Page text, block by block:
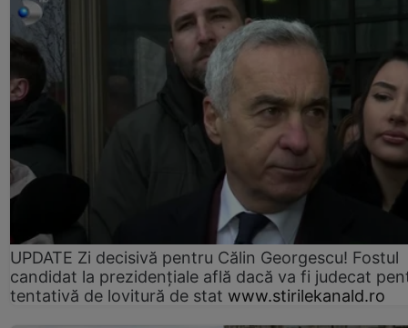
UPDATE Zi decisivă pentru Călin Georgescu! Fostul
candidat la prezidențiale află dacă va fi judecat
tentativă de lovitură de stat www.stirilekanald.ro